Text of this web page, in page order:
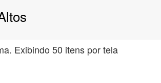
Exibindo 50 itens por tela